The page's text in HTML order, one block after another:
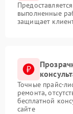
выполненные
защищает
Точные прайс-
ремонта,
бесплатной
сайте